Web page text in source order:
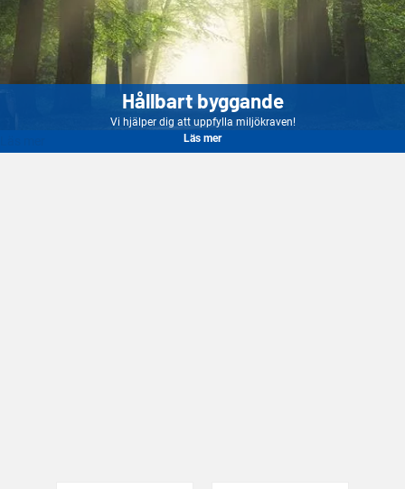
Hållbart byggande
Vi hjälper dig att uppfylla miljökraven!
Läs mer